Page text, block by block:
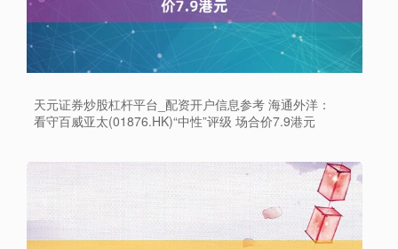
天元证券炒股杠杆平台_配资开户信息参考 海通外洋：
看守百威亚太(01876.HK)“中性”评级 场合价7.9港元